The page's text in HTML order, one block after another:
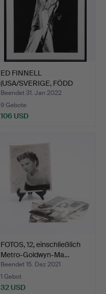
ED FINNELL
(USA/SVERIGE, FÖDD
1956). "Mick…
Beendet 31. Jan 2022
9 Gebote
106 USD
FOTOS, 12, einschließlich
Metro-Goldwyn-Ma…
Beendet 15. Dez 2021
1 Gebot
32 USD